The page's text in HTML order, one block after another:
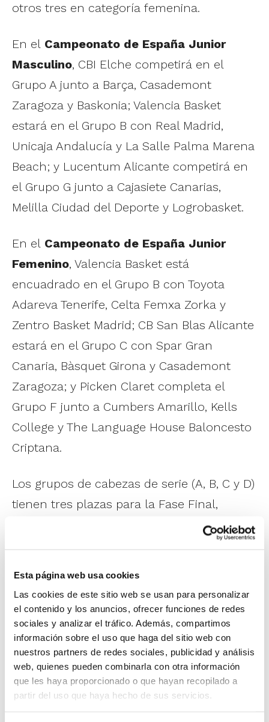
Esta página web usa cookies
Las cookies de este sitio web se usan para personalizar
el contenido y los anuncios, ofrecer funciones de redes
sociales y analizar el tráfico. Además, compartimos
información sobre el uso que haga del sitio web con
nuestros partners de redes sociales, publicidad y análisis
web, quienes pueden combinarla con otra información
que les haya proporcionado o que hayan recopilado a
partir del uso que haya hecho de sus servicios.
otros tres en categoría femenina.
En el Campeonato de España Junior
Masculino, CBI Elche competirá en el
Grupo A junto a Barça, Casademont
Zaragoza y Baskonia; Valencia Basket
estará en el Grupo B con Real Madrid,
Unicaja Andalucía y La Salle Palma Marena
Beach; y Lucentum Alicante competirá en
el Grupo G junto a Cajasiete Canarias,
Melilla Ciudad del Deporte y Logrobasket.
En el Campeonato de España Junior
Femenino, Valencia Basket está
encuadrado en el Grupo B con Toyota
Adareva Tenerife, Celta Femxa Zorka y
Zentro Basket Madrid; CB San Blas Alicante
estará en el Grupo C con Spar Gran
Canaria, Bàsquet Girona y Casademont
Zaragoza; y Picken Claret completa el
Grupo F junto a Cumbers Amarillo, Kells
College y The Language House Baloncesto
Criptana.
Los grupos de cabezas de serie (A, B, C y D)
tienen tres plazas para la Fase Final,
mientras que del resto (E, F, G y H)
clasificará el líder de grupo. El miércoles se
viernes 2 y las dos finales el sábado 3 de
mayo.
Calendari Campionat d'Espanya Júnior
Masculí
27/04/25 – 09:30 h. Logrobasket –